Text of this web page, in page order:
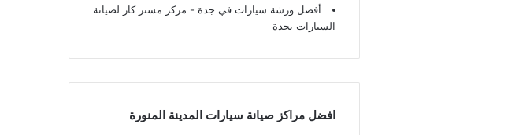
أفضل ورشة سيارات في جدة - مركز مستر كار لصيانة
السيارات بجدة
افضل مراكز صيانة سيارات المدينة المنورة